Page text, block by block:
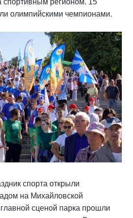
спортивным регионом. 15
олимпийскими чемпионами.
спорта открыли
на Михайловской
сценой парка прошли